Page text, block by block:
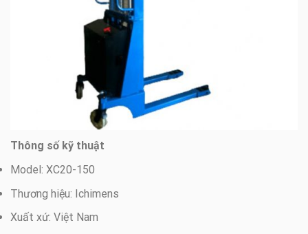
Thông số kỹ thuật
Model: XC20-150
Thương hiệu: Ichimens
Xuất xứ: Việt Nam